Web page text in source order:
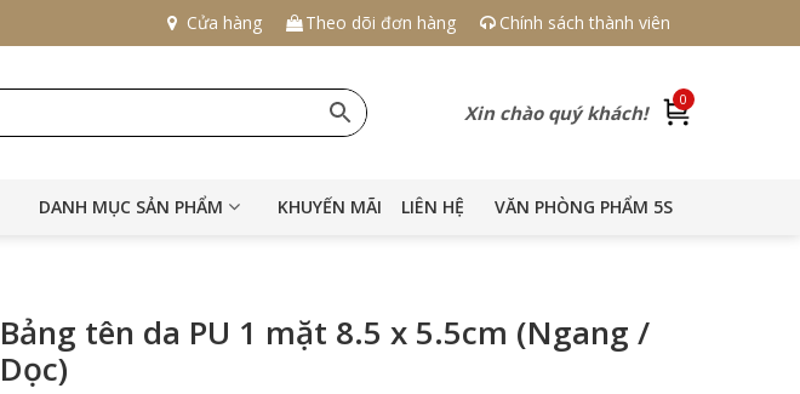
Cửa hàng Theo dõi đơn hàng Chính sách thành viên
Xin chào quý khách!
0
DANH MỤC SẢN PHẨM KHUYẾN MÃI LIÊN HỆ VĂN PHÒNG PHẨM 5S
Bảng tên da PU 1 mặt 8.5 x 5.5cm (Ngang /
Dọc)